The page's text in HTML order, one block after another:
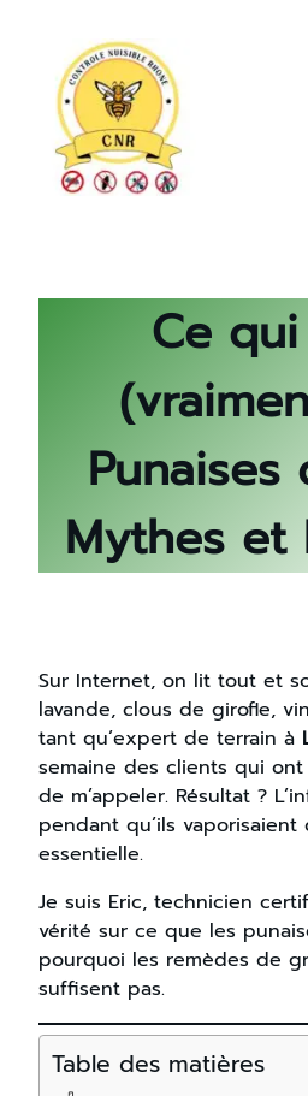
contenu
Ce
Punaises
Mythes et
Sur Internet, on lit tout et
lavande, clous de girofle,
tant qu’expert de terrain à
semaine des clients qui
de m’appeler. Résultat ?
pendant qu’ils vaporisaient
essentielle.
Je suis Eric, technicien
vérité sur ce que les
pourquoi les remèdes de
suffisent pas.
Table des matières